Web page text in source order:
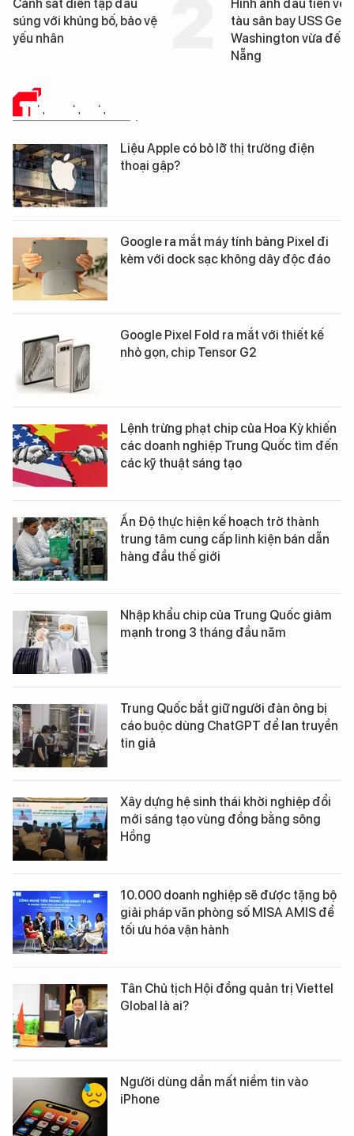
Hình ảnh đầu tiên về siêu
tàu sân bay USS George
Washington vừa đến Đà
Cận cảnh chiến
tống tàu sân bay
George
Đà Nẵng
TIN CÔNG NGHỆ
Liệu Apple có bỏ lỡ thị trường điện
thoại gập?
Google ra mắt máy tính bảng Pixel đi
kèm với dock sạc không dây độc đáo
Google Pixel Fold ra mắt với thiết kế
nhỏ gọn, chip Tensor G2
Lệnh trừng phạt chip của Hoa Kỳ khiến
các doanh nghiệp Trung Quốc tìm đến
các kỹ thuật sáng tạo
Ấn Độ thực hiện kế hoạch trở thành
trung tâm cung cấp linh kiện bán dẫn
hàng đầu thế giới
Nhập khẩu chip của Trung Quốc giảm
mạnh trong 3 tháng đầu năm
Trung Quốc bắt giữ người đàn ông bị
cáo buộc dùng ChatGPT để lan truyền
tin giả
Xây dựng hệ sinh thái khởi nghiệp đổi
mới sáng tạo vùng đồng bằng sông
Hồng
10.000 doanh nghiệp sẽ được tặng bộ
giải pháp văn phòng số MISA AMIS để
tối ưu hóa vận hành
Tân Chủ tịch Hội đồng quản trị Viettel
Global là ai?
Người dùng dần mất niềm tin vào
iPhone